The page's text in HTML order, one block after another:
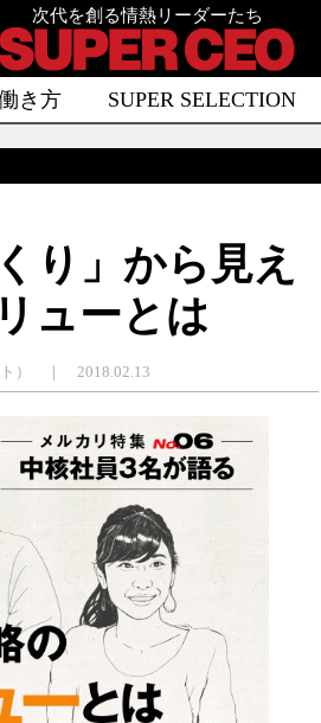
次代を創る情熱リーダーたち
き方 SUPER SELECTION
り」から見え
ューとは
ト） ｜ 2018.02.13